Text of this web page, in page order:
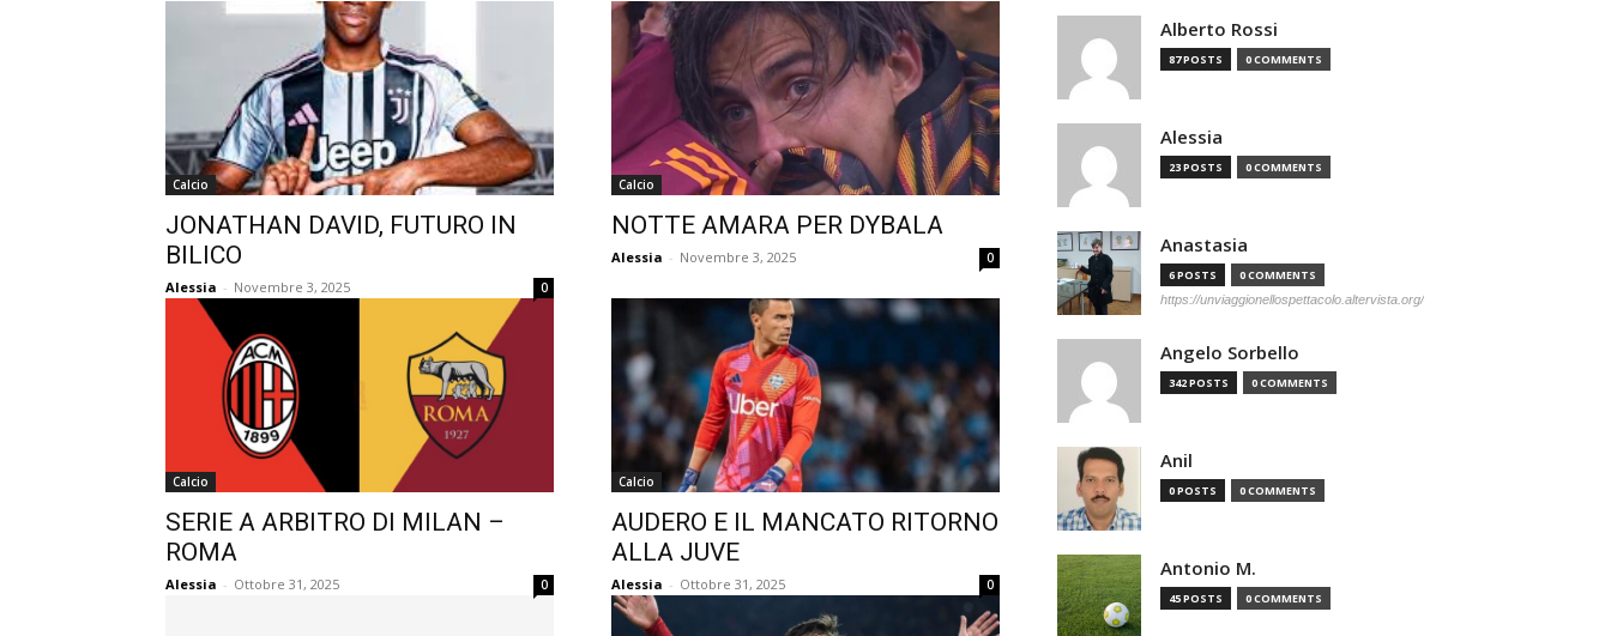
Calcio
JONATHAN DAVID, FUTURO IN
BILICO
Alessia - Novembre 3, 2025 0
Calcio
NOTTE AMARA PER DYBALA
Alessia - Novembre 3, 2025 0
Calcio
SERIE A ARBITRO DI MILAN –
ROMA
Alessia - Ottobre 31, 2025 0
Calcio
AUDERO E IL MANCATO RITORNO
ALLA JUVE
Alessia - Ottobre 31, 2025 0
Alberto Rossi
87 POSTS 0 COMMENTS
Alessia
23 POSTS 0 COMMENTS
Anastasia
6 POSTS 0 COMMENTS
https://unviaggionellospettacolo.altervista.org/
Angelo Sorbello
342 POSTS 0 COMMENTS
Anil
0 POSTS 0 COMMENTS
Antonio M.
45 POSTS 0 COMMENTS